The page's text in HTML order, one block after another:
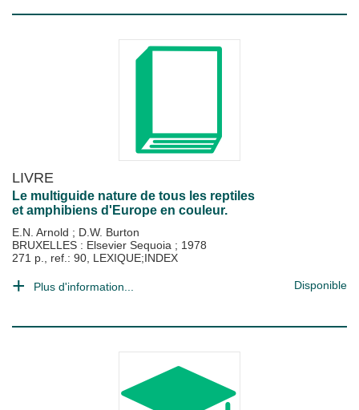
LIVRE
Le multiguide nature de tous les reptiles
et amphibiens d'Europe en couleur.
E.N. Arnold ; D.W. Burton
BRUXELLES : Elsevier Sequoia ; 1978
271 p., ref.: 90, LEXIQUE;INDEX
Plus d'information... Disponible